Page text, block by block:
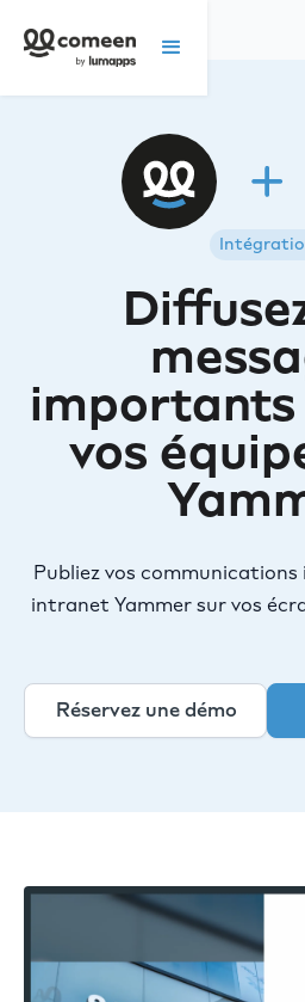
vos
Publiez vos
intranet Yammer sur vos
Réservez une démo